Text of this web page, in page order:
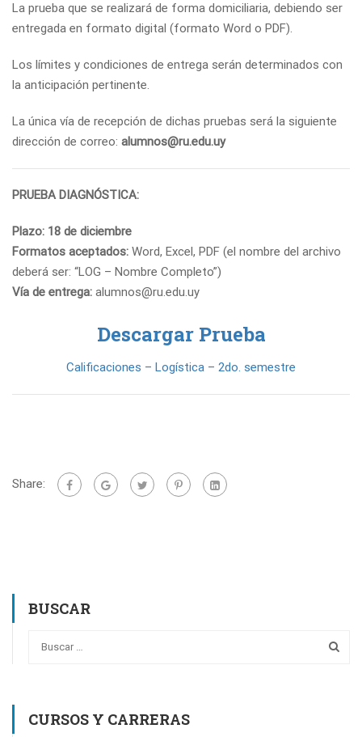
La prueba que se realizará de forma domiciliaria, debiendo ser
entregada en formato digital (formato Word o PDF).
Los límites y condiciones de entrega serán determinados con
la anticipación pertinente.
La única vía de recepción de dichas pruebas será la siguiente
dirección de correo: alumnos@ru.edu.uy
PRUEBA DIAGNÓSTICA:
Plazo: 18 de diciembre
Formatos aceptados: Word, Excel, PDF (el nombre del archivo
deberá ser: “LOG – Nombre Completo”)
Vía de entrega: alumnos@ru.edu.uy
Descargar Prueba
Calificaciones – Logística – 2do. semestre
Share:
BUSCAR
CURSOS Y CARRERAS